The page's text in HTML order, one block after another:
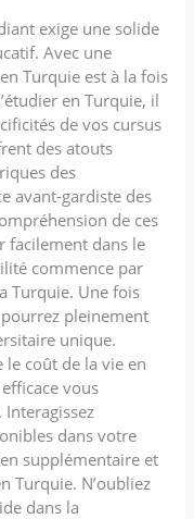
exige une solide
Avec une
Turquie est à la fois
en Turquie, il
de vos cursus
des atouts
des
avant-gardiste des
de ces
facilement dans le
commence par
Turquie. Une fois
pleinement
unique.
le coût de la vie en
vous
dans votre
supplémentaire et
Turquie. N’oubliez
dans la